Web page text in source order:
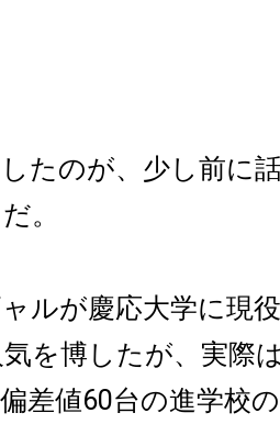
たのが、少し前に
。
ャルが慶応大学に現
を博したが、実際
差値60台の進学校